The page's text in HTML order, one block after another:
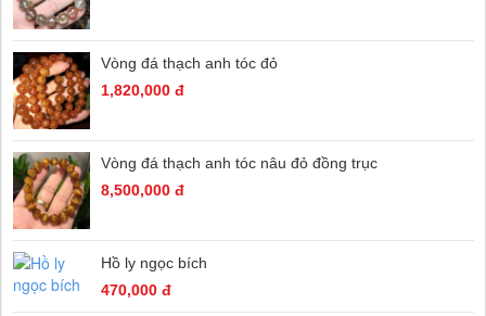
Vòng đá thạch anh tóc đỏ
1,820,000 đ
Vòng đá thạch anh tóc nâu đỏ đồng trục
8,500,000 đ
Hồ ly ngọc bích
470,000 đ